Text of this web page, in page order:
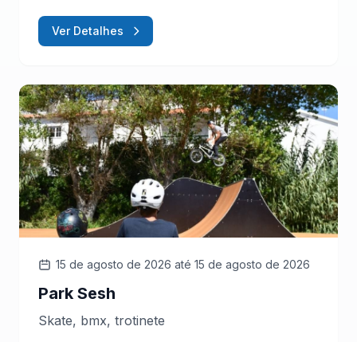
Ver Detalhes
15 de agosto de 2026 até 15 de agosto de 2026
Park Sesh
Skate, bmx, trotinete